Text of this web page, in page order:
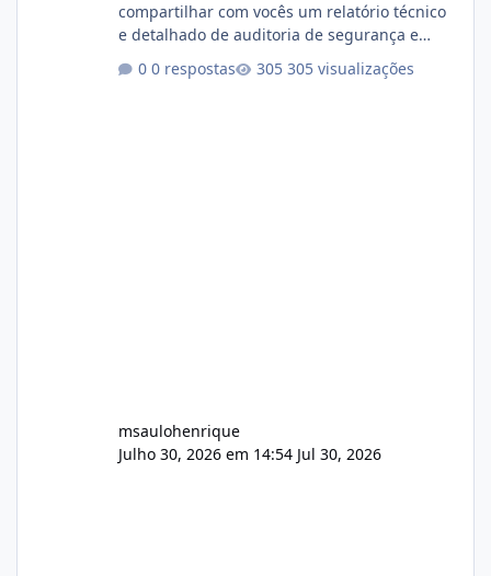
compartilhar com vocês um relatório técnico
e detalhado de auditoria de segurança e
atualmente em circulação e comercialização
0 respostas 305 visualizações
msaulohenrique
Julho 30, 2026 em 14:54 Jul 30, 2026